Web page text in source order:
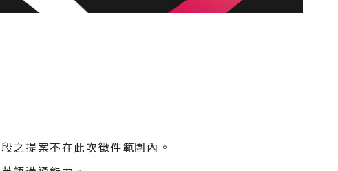
之提案不在此次徵件範圍內。